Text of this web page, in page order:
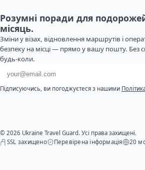
Розумні поради для
місяць.
Зміни у візах, відновлення маршрутів і
безпеку на місці — прямо у вашу пошту. Без
будь-коли.
Адреса електронної пошти
Підписуючись, ви погоджуєтеся з нашими
© 2026 Ukraine Travel Guard. Усі права захищені.
SSL захищено
Перевірена інформація 20